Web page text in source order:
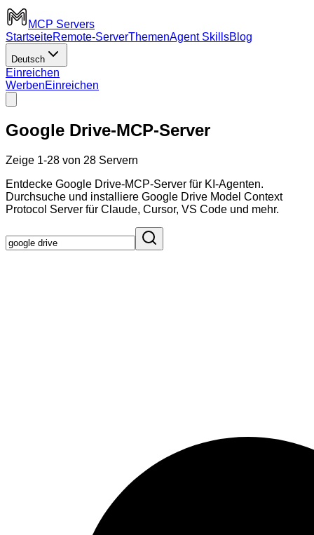
MCP Servers
StartseiteRemote-ServerThemenAgent SkillsBlog
Deutsch
Einreichen
WerbenEinreichen
Google Drive-MCP-Server
Zeige 1-28 von 28 Servern
Entdecke Google Drive-MCP-Server für KI-Agenten.
Durchsuche und installiere Google Drive Model Context
Protocol Server für Claude, Cursor, VS Code und mehr.